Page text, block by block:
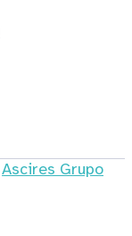
Ascires Grupo